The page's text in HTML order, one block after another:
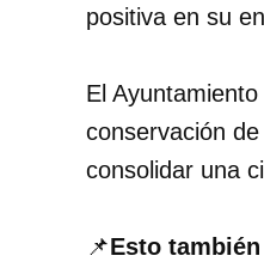
positiva en su
El
conservación
consolidar una
📌Esto